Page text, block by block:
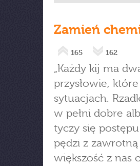
Zamień
165 162
„Każdy kij ma
przysłowie,
sytuacjach.
w pełni dobre
tyczy się
pędzi z
większość z nas